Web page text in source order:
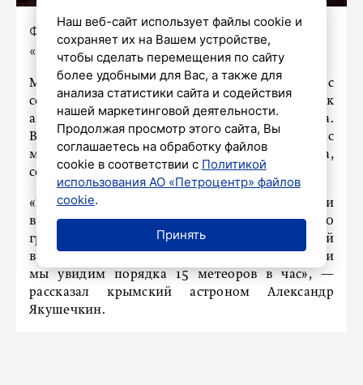
Фото: сгенерировано нейросетью
«Шедеврум»
Метеорный поток Персеид можно наблюдать с
середины июля до конца августа. Пик
активности приходится обычно на 11-13 августа.
В этом году самое больше число метеоров в час
можно будет увидеть с 5:00 мск 13 августа,
сообщает РИА Новости.
«Если пересчитать для широты Крыма, то при
высоте радианта (в созвездии Персей) 60
градусов над горизонтом и предельной
видимой звездной величине около плюс пяти
мы увидим порядка 15 метеоров в час», —
рассказал крымский астроном Александр
Якушечкин.
Наш веб-сайт использует файлы cookie и
сохраняет их на Вашем устройстве,
чтобы сделать перемещения по сайту
более удобными для Вас, а также для
анализа статистики сайта и содействия
нашей маркетинговой деятельности.
Продолжая просмотр этого сайта, Вы
соглашаетесь на обработку файлов
cookie в соответствии с Политикой
использования АО «Петроцентр» файлов
cookie.
Принять